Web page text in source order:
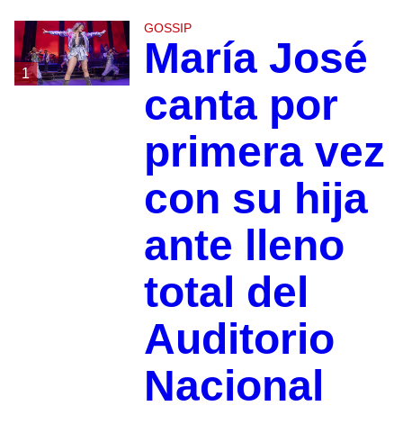
1
GOSSIP
María José
canta por
primera vez
con su hija
ante lleno
total del
Auditorio
Nacional